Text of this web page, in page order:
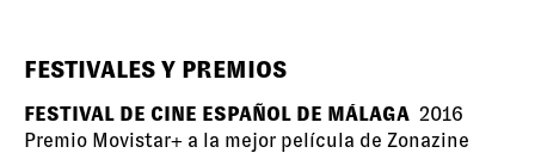
FESTIVALES Y PREMIOS
FESTIVAL DE CINE ESPAÑOL DE MÁLAGA 2016
Premio Movistar+ a la mejor película de Zonazine